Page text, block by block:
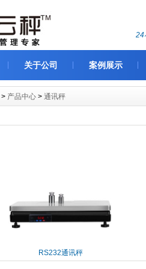
24
关于公司 案例展示
> 产品中心 > 通讯秤
RS232通讯秤